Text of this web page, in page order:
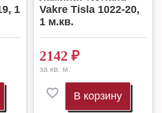
1
Vakre Tisla 1022-20,
1 м.кв.
2142 ₽
за кв. м.
В корзину